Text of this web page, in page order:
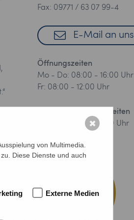
Fax: 09771 / 63 07 99-4
E-Mail an uns
Öffnungszeiten
Mo - Do: 08:00 - 16:00 Uhr
Fr: 08:00 - 12:00 Uhr
Telefonische Sprechzeiten
Mo - Fr: 09:00 - 12:00 Uhr
von Multimedia.
Diese Dienste und auch
Externe Medien
✖